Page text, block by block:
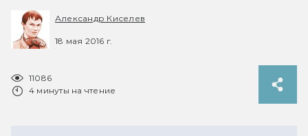
Александр Киселев
18 мая 2016 г.
11086
4 минуты на чтение